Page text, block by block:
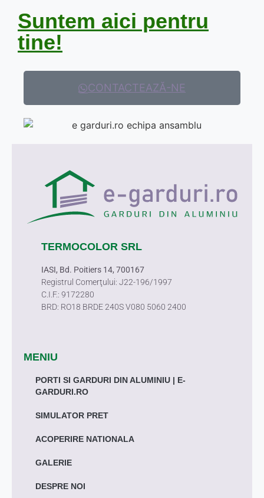
Suntem aici pentru
tine!
CONTACTEAZĂ-NE
TERMOCOLOR SRL
IASI, Bd. Poitiers 14, 700167
Registrul Comerţului: J22-196/1997
C.I.F.: 9172280
BRD: RO18 BRDE 240S V080 5060 2400
MENIU
PORTI SI GARDURI DIN ALUMINIU | E-
GARDURI.RO
SIMULATOR PRET
ACOPERIRE NATIONALA
GALERIE
DESPRE NOI